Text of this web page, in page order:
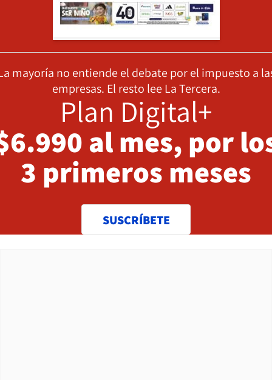
mayoría no entiende el debate por el impuesto a
empresas. El resto lee La Tercera.
Plan Digital+
al mes, por
3 primeros meses
SUSCRÍBETE